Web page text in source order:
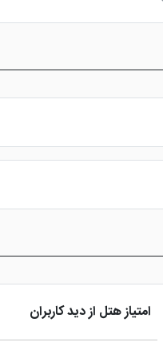
خود را نهایی و واچر هتل را
امتیاز هتل از دید کاربران